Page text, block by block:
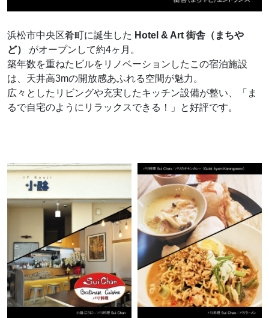
浜松市中央区肴町に誕生した Hotel & Art 街舎（まちや
ど）
がオープンして約4ヶ月。
築年数を重ねたビルをリノベーションしたこの宿泊施設
は、天井高3mの開放感あふれる空間が魅力。
広々としたリビングや充実したキッチン設備が整い、「ま
るで自宅のようにリラックスできる！」と好評です。